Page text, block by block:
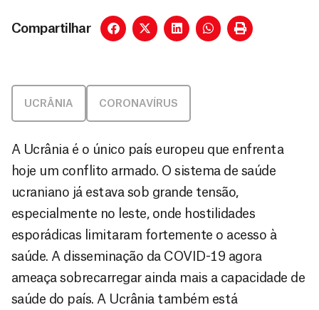
Compartilhar
UCRÂNIA CORONAVÍRUS
A Ucrânia é o único país europeu que enfrenta
hoje um conflito armado. O sistema de saúde
ucraniano já estava sob grande tensão,
especialmente no leste, onde hostilidades
esporádicas limitaram fortemente o acesso à
saúde. A disseminação da COVID-19 agora
ameaça sobrecarregar ainda mais a capacidade de
saúde do país. A Ucrânia também está